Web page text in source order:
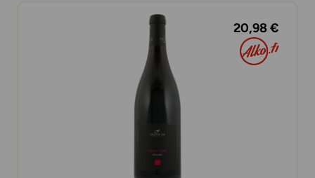
20,98 €